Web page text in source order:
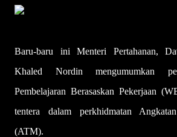
Baru-baru ini Menteri Pertahanan,
Khaled Nordin mengumumkan
Pembelajaran Berasaskan Pekerjaan
tentera dalam perkhidmatan
(ATM).